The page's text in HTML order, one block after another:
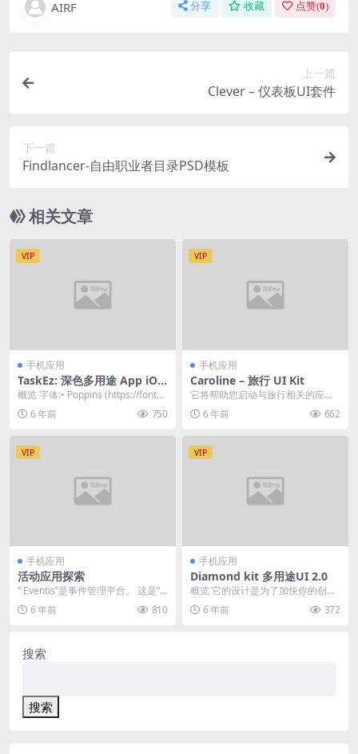
AIRF 分享 收藏 点赞(0)
上一篇
Clever – 仪表板UI套件
下一篇
Findlancer-自由职业者目录PSD模板
相关文章
VIP
手机应用
TaskEz: 深色多用途 App iOS
UI Kit
概览 字体:• Poppins (https://fonts.
google.co...
6 年前 750
VIP
手机应用
Caroline – 旅行 UI Kit
它将帮助您启动与旅行相关的应用
程序。 该设计非常灵活，可用于社
交或约会应用。 *...
6 年前 662
VIP
手机应用
活动应用探索
“ Eventis”是事件管理平台。 这是“ E
ventis”的用户界面设计。
6 年前 810
VIP
手机应用
Diamond kit 多用途UI 2.0
概览 它的设计是为了加快你的创作
进程，有超过55个漂亮的屏幕。 特
点 55 个移...
6 年前 372
搜索
搜索